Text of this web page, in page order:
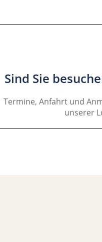
Sind Sie
Termine, Anfahrt und
unserer